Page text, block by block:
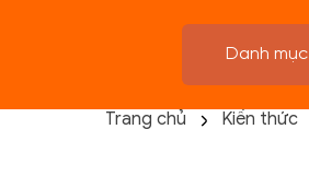
Danh mục
Trang chủ Kiến thức